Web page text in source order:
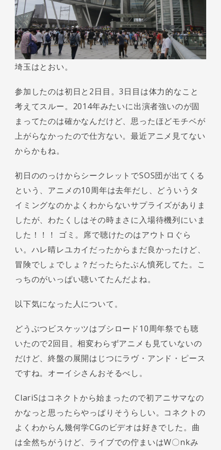
埼玉はとおい。
参加したのは初日と2日目。3日目は体力的なこと
考えてスルー。2014年みたいに出演者強いのが固
まってたのは確かなんだけど、思ったほどモチベが
上がらなかったので仕方ない。最近アニメ見てない
からかもね。
初日ののっけからシークレットでSOS団が出てくる
という、アニメの10周年は去年だし、どういうタ
イミングなのかよくわからないサプライズがありま
したが、わたくしはその時まさに入場待機列にいま
した！！！ ゴミ。席で聴けたのはアウトロぐら
い。ハレ晴レユカイだったからまだ良かったけど、
冒険でしょでしょ？だったらたぶん憤死してた。こ
っちのがいっぱい聴いてたんだよね。
以下気になった人について。
どうぶつビスケッツはブシロード10周年祭でも聴
いたので2回目。相変わらずアニメも見ていないの
だけど、終盤の展開はじつにラヴ・アンド・ピース
ですね。オーイシさんおそるべし。
ClariSはコネクトから始まったので初アニサマなの
かなっと思ったらやっぱりそうらしい。コネクトの
よくわからん幾何学CGのビデオは好きでした。曲
は全然ちがうけど、ライブでの佇まいはW〇nkみ